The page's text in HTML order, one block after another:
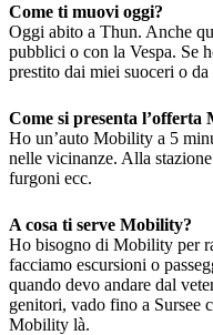
Come ti muovi oggi?
Oggi abito a Thun. Anche
pubblici o con la Vespa. Se
prestito dai miei suoceri o
Come si presenta l’offerta
Ho un’auto Mobility a 5
nelle vicinanze. Alla
furgoni ecc.
A cosa ti serve Mobility?
Ho bisogno di Mobility per
facciamo escursioni o
quando devo andare dal
genitori, vado fino a Sursee
Mobility là.